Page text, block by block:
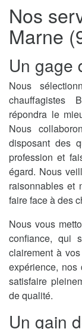
Nos
Marne
Un gage
Nous
chauffagistes
répondra le
Nous
disposant des
profession et
égard. Nous
raisonnables et
faire face à des
Nous vous
confiance, qui
clairement à
expérience, nos
satisfaire
de qualité.
Un gain